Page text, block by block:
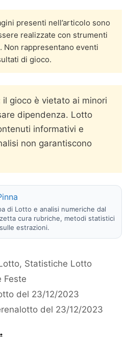
presenti nell’articolo sono
realizzate con strumenti
rappresentano eventi
di gioco.
il gioco è vietato ai minori
dipendenza. Lotto
informativi e
non garantiscono
di Lotto e analisi numeriche dal
cura rubriche, metodi statistici
estrazioni.
, Statistiche Lotto
Feste
del 23/12/2023
del 23/12/2023